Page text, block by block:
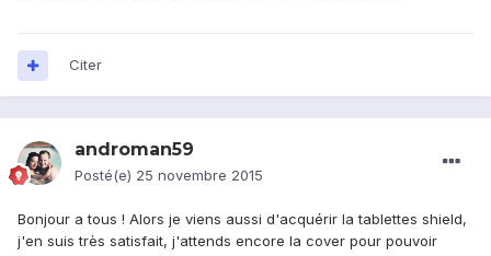
Citer
androman59
Posté(e) 25 novembre 2015
Bonjour a tous ! Alors je viens aussi d'acquérir la tablettes shield,
j'en suis très satisfait, j'attends encore la cover pour pouvoir